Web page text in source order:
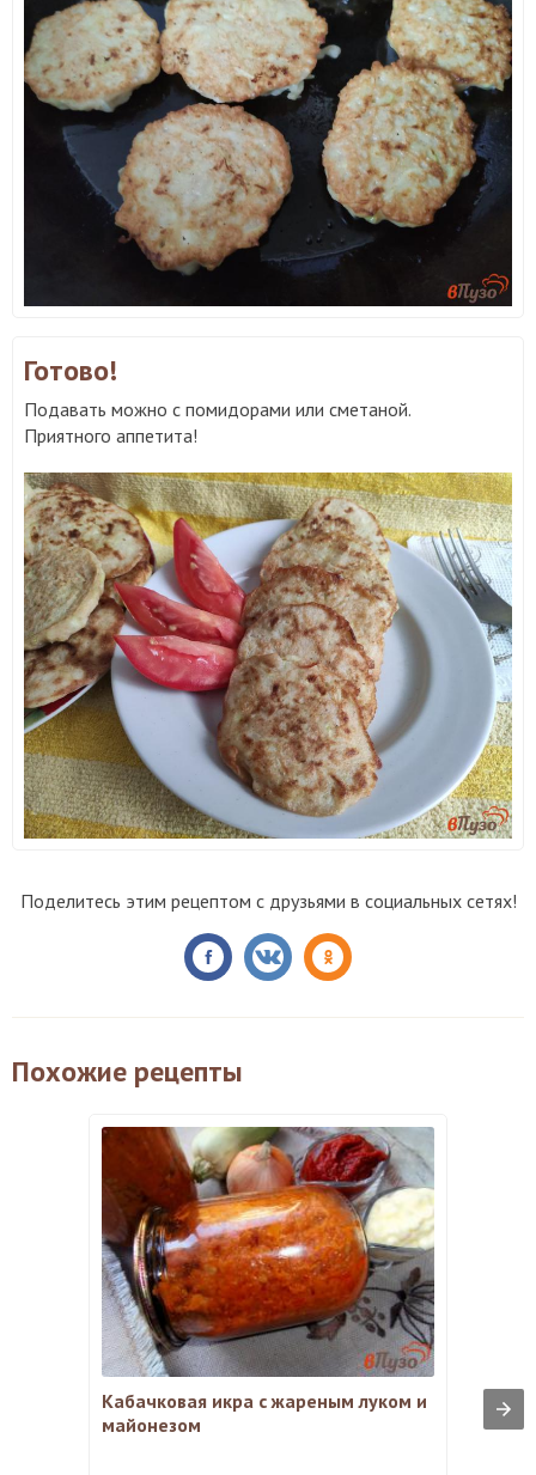
Готово!
Подавать можно с помидорами или сметаной.
Приятного аппетита!
Поделитесь этим рецептом с друзьями в социальных сетях!
Похожие рецепты
Кабачковая икра с жареным луком и
майонезом